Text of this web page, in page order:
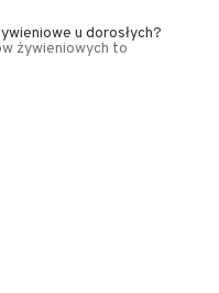
u dorosłych?
żywieniowych to